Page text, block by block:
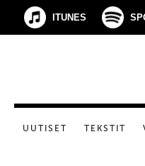
ITUNES
UUTISET TEKSTIT